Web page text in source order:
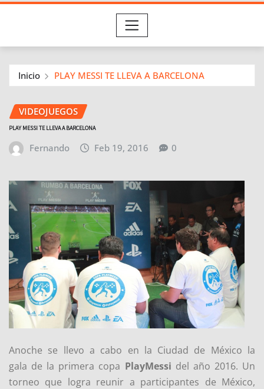
Inicio PLAY MESSI TE LLEVA A BARCELONA
VIDEOJUEGOS
PLAY MESSI TE LLEVA A BARCELONA
Fernando Feb 19, 2016 0
Anoche se llevo a cabo en la Ciudad de México la
gala de la primera copa PlayMessi del año 2016. Un
torneo que logra reunir a participantes de México,